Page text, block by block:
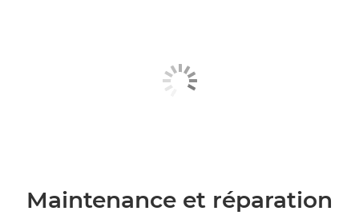
Maintenance et réparation